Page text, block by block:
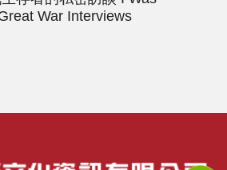
War Interviews